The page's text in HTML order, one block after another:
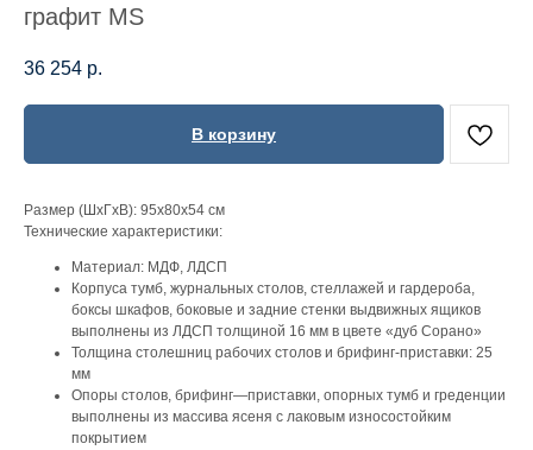
графит MS
36 254 р.
В корзину
Размер (ШхГхВ): 95x80x54 см
Технические характеристики:
Материал: МДФ, ЛДСП
Корпуса тумб, журнальных столов, стеллажей и гардероба,
боксы шкафов, боковые и задние стенки выдвижных ящиков
выполнены из ЛДСП толщиной 16 мм в цвете «дуб Сорано»
Толщина столешниц рабочих столов и брифинг-приставки: 25
мм
Опоры столов, брифинг—приставки, опорных тумб и греденции
выполнены из массива ясеня с лаковым износостойким
покрытием